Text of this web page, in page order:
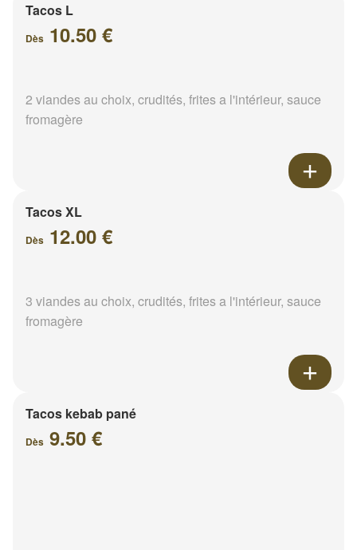
Tacos L
Dès 10.50 €
2 viandes au choix, crudités, frites a l'intérieur, sauce
fromagère
Tacos XL
Dès 12.00 €
3 viandes au choix, crudités, frites a l'intérieur, sauce
fromagère
Tacos kebab pané
Dès 9.50 €